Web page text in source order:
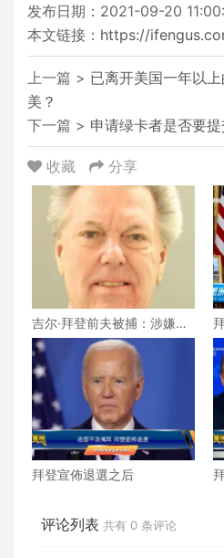
发布日期：2021-09-20
本文链接： https://
上一篇 > 已离开美国一年以
美？
下一篇 > 申请绿卡者是否要
收藏 分享
吉尔·拜登前夫被捕：涉嫌杀
害现任妻子，案件细节逐步
浮出水面
拜登宣佈退選之后
评论列表 共有 0 条评论